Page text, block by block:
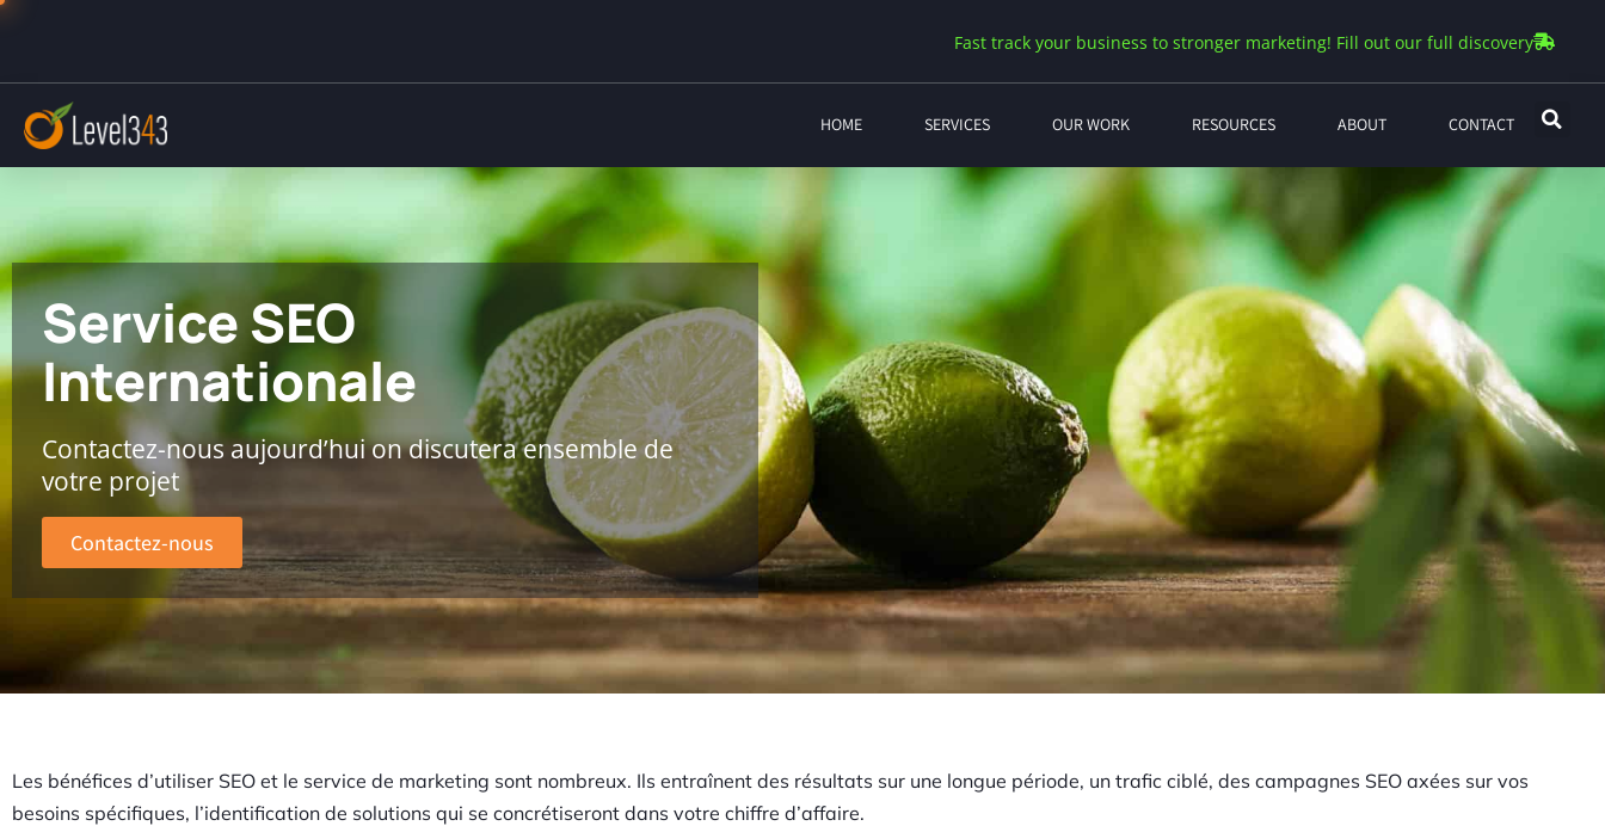
Fast track your business to stronger marketing! Fill out our full discovery
HOME SERVICES OUR WORK RESOURCES ABOUT CONTACT
Service SEO
Internationale
Contactez-nous aujourd’hui on discutera ensemble de
votre projet
Contactez-nous
Les bénéfices d’utiliser SEO et le service de marketing sont nombreux. Ils entraînent des résultats sur une longue période, un trafic ciblé, des campagnes SEO axées sur vos
besoins spécifiques, l’identification de solutions qui se concrétiseront dans votre chiffre d’affaire.